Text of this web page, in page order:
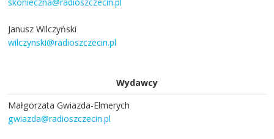
Janusz Wilczyński
wilczynski@radioszczecin.pl
Wydawcy
Małgorzata Gwiazda-Elmerych
gwiazda@radioszczecin.pl